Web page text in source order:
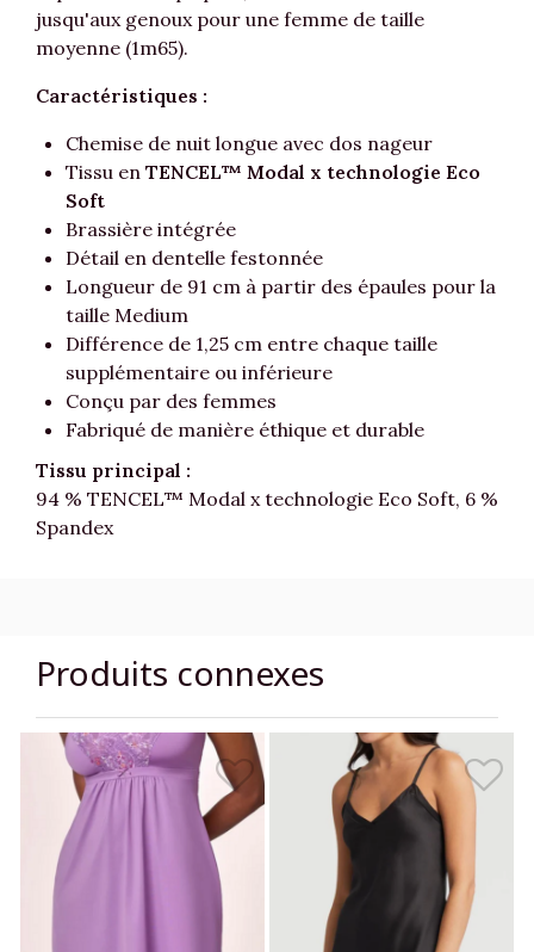
jusqu'aux genoux pour une femme de taille
moyenne (1m65).
Caractéristiques :
Chemise de nuit longue avec dos nageur
Tissu en TENCEL™ Modal x technologie Eco
Soft
Brassière intégrée
Détail en dentelle festonnée
Longueur de 91 cm à partir des épaules pour la
taille Medium
Différence de 1,25 cm entre chaque taille
supplémentaire ou inférieure
Conçu par des femmes
Fabriqué de manière éthique et durable
Tissu principal :
94 % TENCEL™ Modal x technologie Eco Soft, 6 %
Spandex
Produits connexes